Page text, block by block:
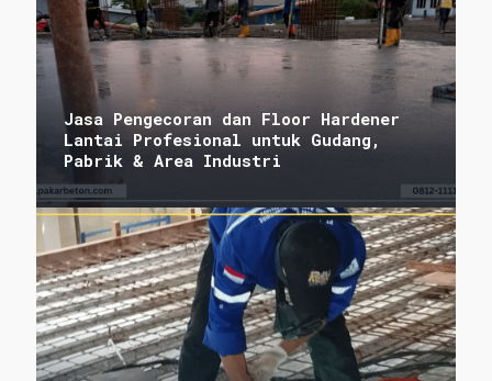
Jasa Pengecoran dan Floor Hardener
Lantai Profesional untuk Gudang,
Pabrik & Area Industri